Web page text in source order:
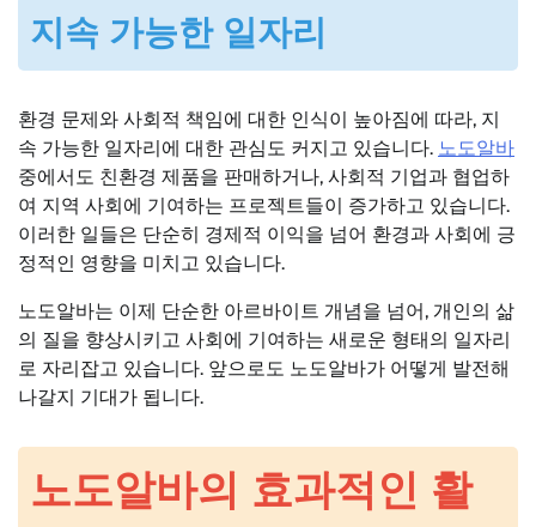
지속 가능한 일자리
환경 문제와 사회적 책임에 대한 인식이 높아짐에 따라, 지
속 가능한 일자리에 대한 관심도 커지고 있습니다. 노도알바
중에서도 친환경 제품을 판매하거나, 사회적 기업과 협업하
여 지역 사회에 기여하는 프로젝트들이 증가하고 있습니다.
이러한 일들은 단순히 경제적 이익을 넘어 환경과 사회에 긍
정적인 영향을 미치고 있습니다.
노도알바는 이제 단순한 아르바이트 개념을 넘어, 개인의 삶
의 질을 향상시키고 사회에 기여하는 새로운 형태의 일자리
로 자리잡고 있습니다. 앞으로도 노도알바가 어떻게 발전해
나갈지 기대가 됩니다.
노도알바의 효과적인 활